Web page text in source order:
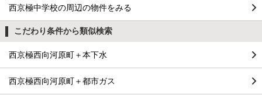
西京極中学校の周辺の物件をみる
こだわり条件から類似検索
西京極西向河原町＋本下水
西京極西向河原町＋都市ガス